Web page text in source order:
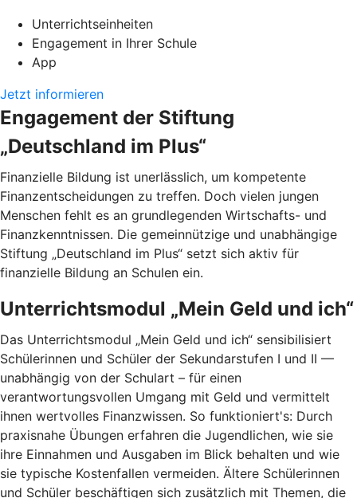
Unterrichtseinheiten
Engagement in Ihrer Schule
App
Jetzt informieren
Engagement der Stiftung
„Deutschland im Plus“
Finanzielle Bildung ist unerlässlich, um kompetente
Finanzentscheidungen zu treffen. Doch vielen jungen
Menschen fehlt es an grundlegenden Wirtschafts- und
Finanzkenntnissen. Die gemeinnützige und unabhängige
Stiftung „Deutschland im Plus“ setzt sich aktiv für
finanzielle Bildung an Schulen ein.
Unterrichtsmodul „Mein Geld und ich“
Das Unterrichtsmodul „Mein Geld und ich“ sensibilisiert
Schülerinnen und Schüler der Sekundarstufen I und II —
unabhängig von der Schulart – für einen
verantwortungsvollen Umgang mit Geld und vermittelt
ihnen wertvolles Finanzwissen. So funktioniert's: Durch
praxisnahe Übungen erfahren die Jugendlichen, wie sie
ihre Einnahmen und Ausgaben im Blick behalten und wie
sie typische Kostenfallen vermeiden. Ältere Schülerinnen
und Schüler beschäftigen sich zusätzlich mit Themen, die